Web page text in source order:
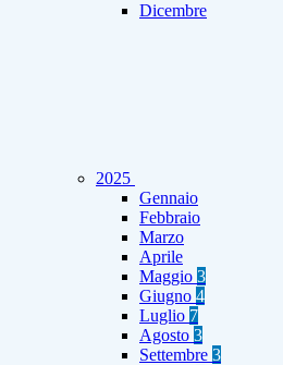
Dicembre
2025
Gennaio
Febbraio
Marzo
Aprile
Maggio 3
Giugno 4
Luglio 7
Agosto 3
Settembre 3